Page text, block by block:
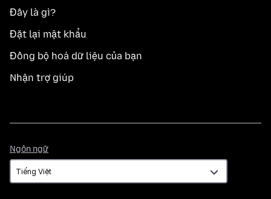
Đây là gì?
Đặt lại mật khẩu
Đồng bộ hoá dữ liệu của bạn
Nhận trợ giúp
Ngôn ngữ
ngữ